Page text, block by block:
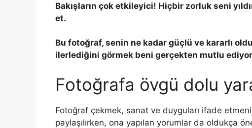
Bakışların çok etkileyici! Hiçbir zorluk seni
et.
Bu fotoğraf, senin ne kadar güçlü ve kararlı
ilerlediğini görmek beni gerçekten mutlu
Fotoğrafa övgü dolu
Fotoğraf çekmek, sanat ve duyguları ifade
paylaşılırken, ona yapılan yorumlar da oldukça